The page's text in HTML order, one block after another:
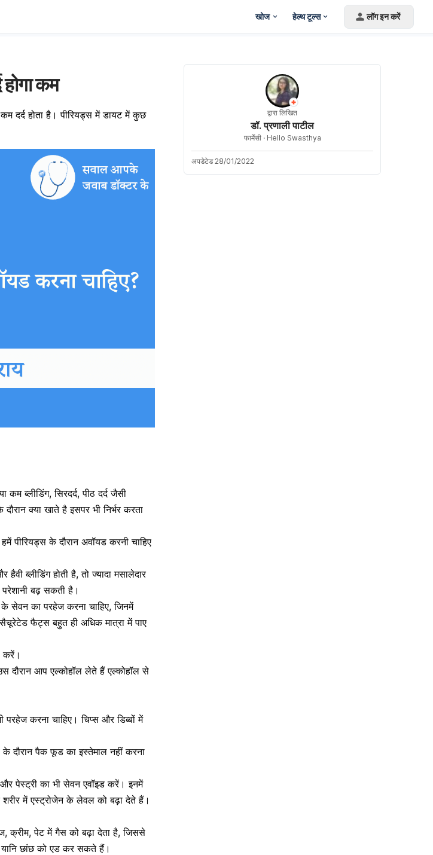
खोज हेल्थ टूल्स लॉग इन करें
कम
दर्द होता है। पीरियड्स में डायट में कुछ
कम ब्लीडिंग,सिरदर्द,पीठ दर्दजैसी
क्या खाते है इसपर भी निर्भर करता
पीरियड्स के दौरान अवॉयड करनी चाहिए
ब्लीडिंग होती है, तो ज्यादामसालेदार
बढ़ सकती है।
के सेवन का परहेज करना चाहिए, जिनमें
फैट्स बहुत ही अधिक मात्रा में पाए
करें।
दौरान आप एल्कोहॉल लेते हैं एल्कोहॉल से
करना चाहिए। चिप्स और डिब्बों में
दौरान पैक फूड का इस्तेमाल नहीं करना
पेस्ट्री का भी सेवन एवॉइड करें। इनमें
शरीर में एस्ट्रोजेन के लेवल को बढ़ा देते हैं।
क्रीम, पेट में गैस को बढ़ा देता है, जिससे
छांछ को एड कर सकते हैं।
द्वारा लिखित
डॉ. प्रणाली पाटील
फार्मेसी · Hello Swasthya
अपडेटेड 28/01/2022